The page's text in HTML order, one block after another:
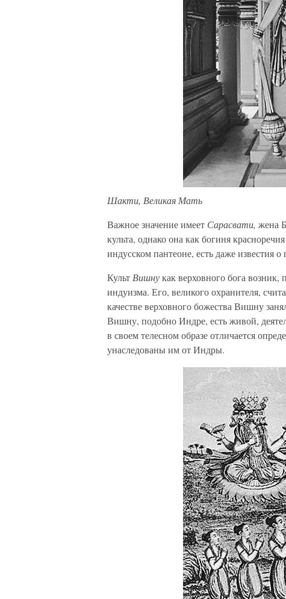
Шакти, Великая Мать
Важное значение имеет Сарасвати, жена
культа, однако она как богиня
индусском пантеоне, есть даже известия о
Культ Вишнукак верховного бога
индуизма. Его, великого охранителя,
качестве верховного божества Вишну
Вишну, подобно Индре, есть живой,
в своем телесном образе отличается
унаследованы им от Индры.